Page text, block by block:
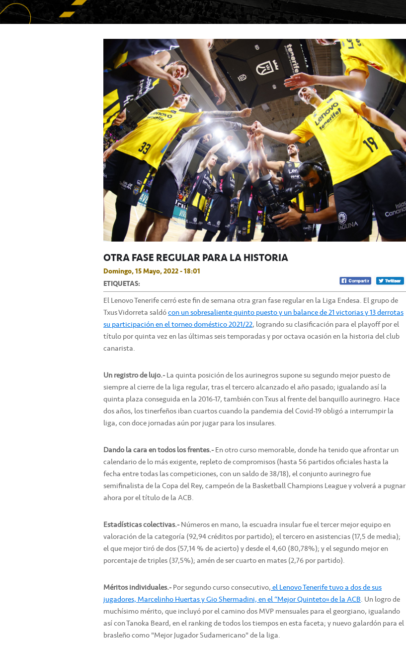
OTRA FASE REGULAR PARA LA HISTORIA
Domingo, 15 Mayo, 2022 - 18:01
ETIQUETAS:
El Lenovo Tenerife cerró este fin de semana otra gran fase regular en la Liga Endesa. El grupo de
Txus Vidorreta saldócon un sobresaliente quinto puesto y un balance de 21 victorias y 13 derrotas
su participación en el torneo doméstico 2021/22, logrando su clasificación para el playoff por el
título por quinta vez en las últimas seis temporadas y por octava ocasión en la historia del club
canarista.
Un registro de lujo.-La quinta posición de los aurinegros supone su segundo mejor puesto de
siempre al cierre de la liga regular, tras el tercero alcanzado el año pasado; igualando así la
quinta plaza conseguida en la 2016-17, también con Txus al frente del banquillo aurinegro. Hace
dos años, los tinerfeños iban cuartos cuando la pandemia del Covid-19 obligó a interrumpir la
liga, con doce jornadas aún por jugar para los insulares.
Dando la cara en todos los frentes.-En otro curso memorable, donde ha tenido que afrontar un
calendario de lo más exigente, repleto de compromisos (hasta 56 partidos oficiales hasta la
fecha entre todas las competiciones, con un saldo de 38/18), el conjunto aurinegro fue
semifinalista de la Copa del Rey, campeón de la Basketball Champions League y volverá a pugnar
ahora por el título de la ACB.
Estadísticas colectivas.-Números en mano, la escuadra insular fue el tercer mejor equipo en
valoración de la categoría (92,94 créditos por partido); el tercero en asistencias (17,5 de media);
el que mejor tiró de dos (57,14 % de acierto) y desde el 4,60 (80,78%); y el segundo mejor en
porcentaje de triples (37,5%); amén de ser cuarto en mates (2,76 por partido).
Méritos individuales.-Por segundo curso consecutivo,el Lenovo Tenerife tuvo a dos de sus
jugadores, Marcelinho Huertas y Gio Shermadini, en el “Mejor Quinteto” de la ACB. Un logro de
muchísimo mérito, que incluyó por el camino dos MVP mensuales para el georgiano, igualando
así con Tanoka Beard, en el ranking de todos los tiempos en esta faceta; y nuevo galardón para el
brasleño como "Mejor Jugador Sudamericano" de la liga.